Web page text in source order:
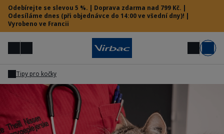
Odebírejte se slevou 5 %. | Doprava zdarma nad 799 Kč. |
Odesíláme dnes (při objednávce do 14:00 ve všední dny)! |
Vyrobeno ve Francii
MenuHledat Můj účet Košík
Vet menu
Potřebujete pomoc?
Tipy pro kočky